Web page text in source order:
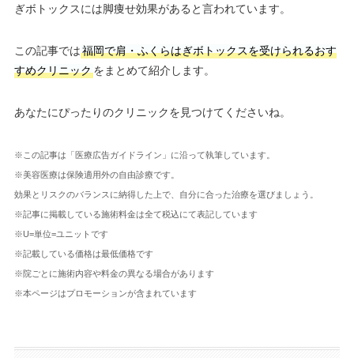
ぎボトックスには脚痩せ効果があると言われています。
この記事では福岡で肩・ふくらはぎボトックスを受けられるおす
すめクリニックをまとめて紹介します。
あなたにぴったりのクリニックを見つけてくださいね。
※この記事は「医療広告ガイドライン」に沿って執筆しています。
※美容医療は保険適用外の自由診療です。
効果とリスクのバランスに納得した上で、自分に合った治療を選びましょう。
※記事に掲載している施術料金は全て税込にて表記しています
※U=単位=ユニットです
※記載している価格は最低価格です
※院ごとに施術内容や料金の異なる場合があります
※本ページはプロモーションが含まれています